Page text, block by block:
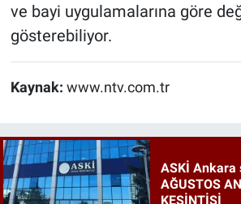
ve bayi uygulamalarına göre
gösterebiliyor.
Kaynak: www.ntv.com.tr
ASKİ Ankara
AĞUSTOS
KESİNTİSİ